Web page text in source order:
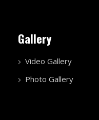
Gallery
Video Gallery
Photo Gallery